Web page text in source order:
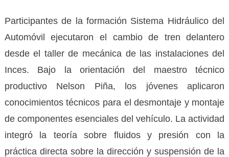
Participantes de la formación Sistema Hidráulico del
Automóvil ejecutaron el cambio de tren delantero
desde el taller de mecánica de las instalaciones del
Inces. Bajo la orientación del maestro técnico
productivo Nelson Piña, los jóvenes aplicaron
conocimientos técnicos para el desmontaje y montaje
de componentes esenciales del vehículo. La actividad
integró la teoría sobre fluidos y presión con la
práctica directa sobre la dirección y suspensión de la